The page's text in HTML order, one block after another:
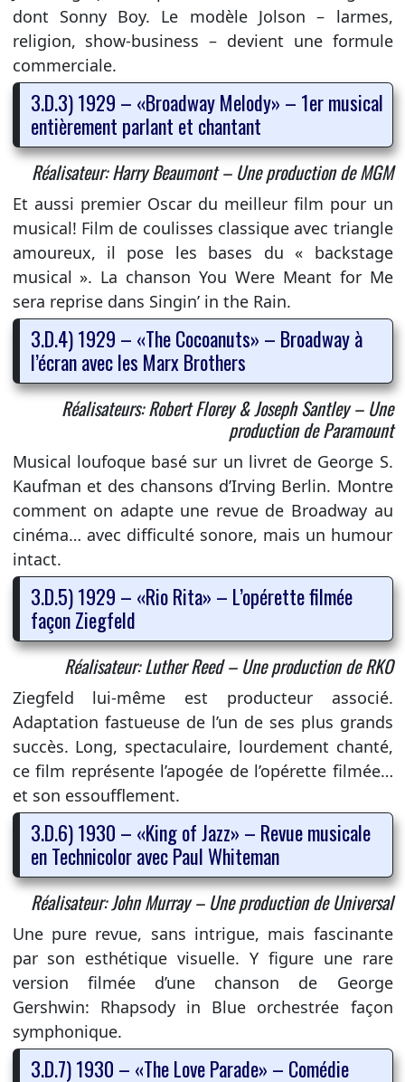
dont Sonny Boy. Le modèle Jolson – larmes,
religion, show-business – devient une formule
commerciale.
3.D.3) 1929 – «Broadway Melody» – 1er musical
entièrement parlant et chantant
Réalisateur: Harry Beaumont – Une production de MGM
Et aussi premier Oscar du meilleur film pour un
musical! Film de coulisses classique avec triangle
amoureux, il pose les bases du « backstage
musical ». La chanson You Were Meant for Me
sera reprise dans Singin’ in the Rain.
3.D.4) 1929 – «The Cocoanuts» – Broadway à
l’écran avec les Marx Brothers
Réalisateurs: Robert Florey & Joseph Santley – Une
production de Paramount
Musical loufoque basé sur un livret de George S.
Kaufman et des chansons d’Irving Berlin. Montre
comment on adapte une revue de Broadway au
cinéma… avec difficulté sonore, mais un humour
intact.
3.D.5) 1929 – «Rio Rita» – L’opérette filmée
façon Ziegfeld
Réalisateur: Luther Reed – Une production de RKO
Ziegfeld lui-même est producteur associé.
Adaptation fastueuse de l’un de ses plus grands
succès. Long, spectaculaire, lourdement chanté,
ce film représente l’apogée de l’opérette filmée…
et son essoufflement.
3.D.6) 1930 – «King of Jazz» – Revue musicale
en Technicolor avec Paul Whiteman
Réalisateur: John Murray – Une production de Universal
Une pure revue, sans intrigue, mais fascinante
par son esthétique visuelle. Y figure une rare
version filmée d’une chanson de George
Gershwin: Rhapsody in Blue orchestrée façon
symphonique.
3.D.7) 1930 – «The Love Parade» – Comédie